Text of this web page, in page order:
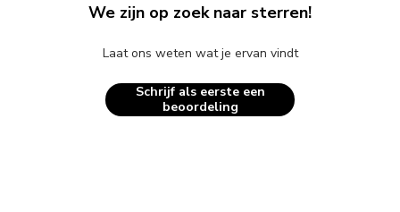
We zijn op zoek naar sterren!
Laat ons weten wat je ervan vindt
Schrijf als eerste een
beoordeling